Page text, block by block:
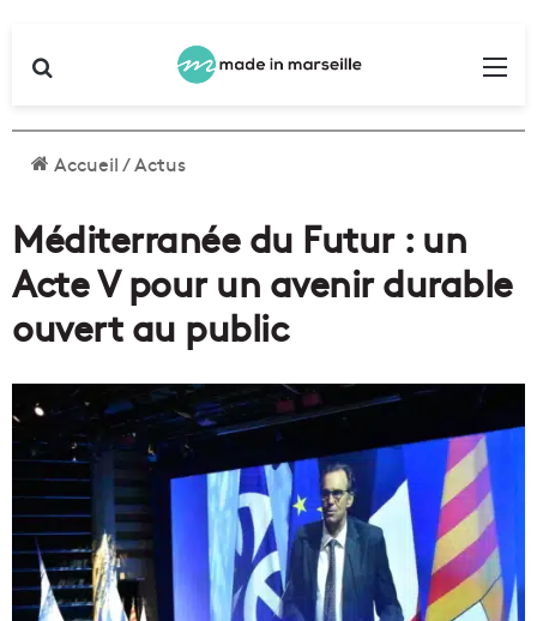
Accueil/Actus
Méditerranée du Futur : un
Acte V pour un avenir durable
ouvert au public